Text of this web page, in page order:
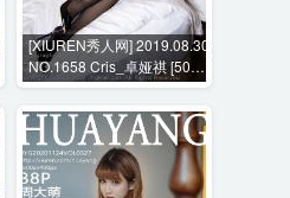
[XIUREN秀人网] 2019.08.30
NO.1658 Cris_卓娅祺 [50P-
293MB]